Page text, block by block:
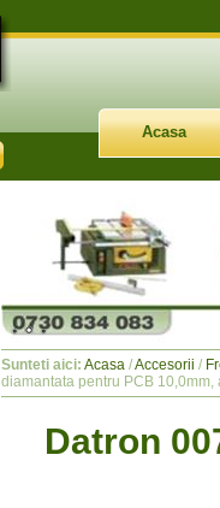
Acasa
Sunteti aici: Acasa /Accesorii /
diamantata pentru PCB 10,0mm,
Datron